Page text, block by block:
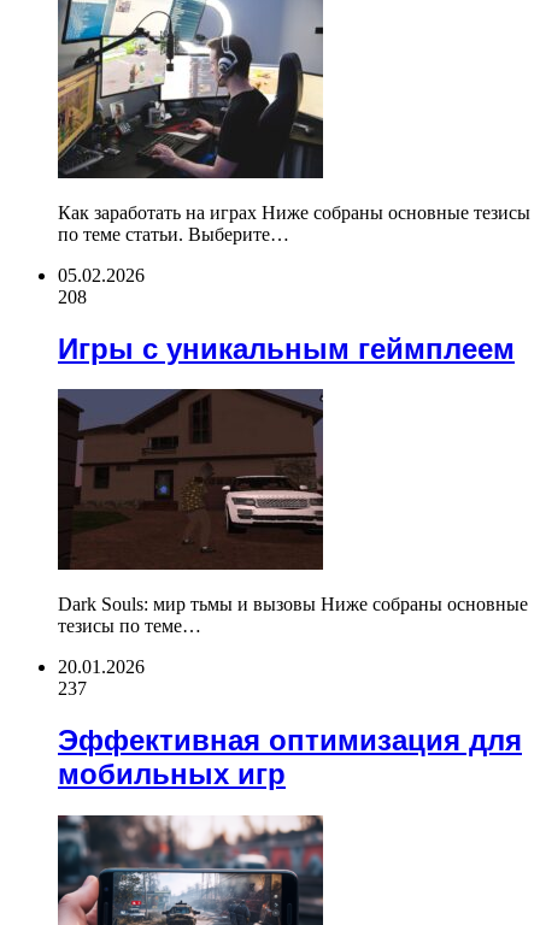
Как заработать на играх Ниже собраны основные тезисы
по теме статьи. Выберите…
05.02.2026
208
Игры с уникальным геймплеем
Dark Souls: мир тьмы и вызовы Ниже собраны основные
тезисы по теме…
20.01.2026
237
Эффективная оптимизация для
мобильных игр